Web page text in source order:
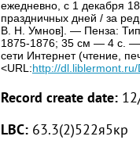
ежедневно, с 1 декабря
праздничных дней / за
В. Н. Умнов]. — Пенза:
1875-1876; 35 см — 4 с. —
сети Интернет (чтение,
<URL:http://
Record create date:
LBC: 63.3(2)522я5кр